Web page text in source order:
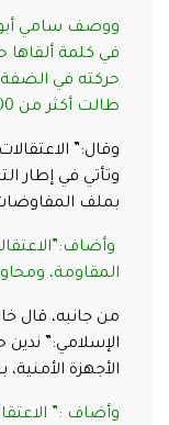
ووصف سامي أبو
في كلمة ألقاها
حركته في الضفة
طالت أكثر من 100 شخص، حسب قوله.
وقال:”
وتأتي في إطار
بملف
المقاومة،
من جانبه، قال
الإسلامي:” ندين
الأجهزة
وأضاف :”